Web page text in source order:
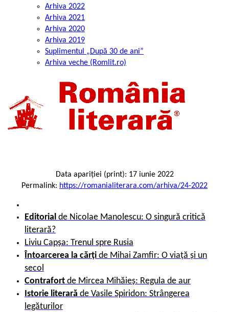
Arhiva 2022
Arhiva 2021
Arhiva 2020
Arhiva 2019
Suplimentul „După 30 de ani”
Arhiva veche (Romlit.ro)
Data apariției (print): 17 iunie 2022
Permalink: https://romanialiterara.com/arhiva/24-2022
Editorial de Nicolae Manolescu: O singură critică
literară?
Liviu Capșa: Trenul spre Rusia
Întoarcerea la cărți de Mihai Zamfir: O viață și un
secol
Contrafort de Mircea Mihăieș: Regula de aur
Istorie literară de Vasile Spiridon: Strângerea
legăturilor